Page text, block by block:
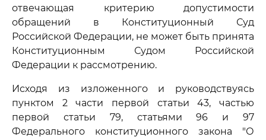
отвечающая критерию допустимости
обращений в Конституционный Суд
Российской Федерации, не может быть принята
Конституционным Судом Российской
Федерации к рассмотрению.
Исходя из изложенного и руководствуясь
пунктом 2 части первой статьи 43, частью
первой статьи 79, статьями 96 и 97
Федерального конституционного закона "О